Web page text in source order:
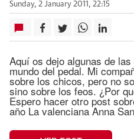
Sunday, 2 January 2011, 22:15
Aquí os dejo algunas de
mundo del pedal. Mi
sobre los chicos, pero no
sino sobre los feos. ¿Por
Espero hacer otro post
año La valenciana Anna